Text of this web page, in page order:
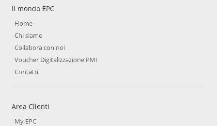
Il mondo EPC
Home
Chi siamo
Collabora con noi
Voucher Digitalizzazione PMI
Contatti
Area Clienti
My EPC